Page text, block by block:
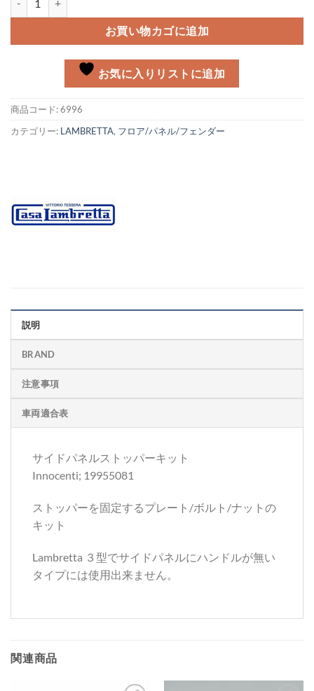
お買い物カゴに追加
お気に入りリストに追加
商品コード:6996
カテゴリー: LAMBRETTA, フロア/パネル/フェンダー
説明
BRAND
注意事項
車両適合表
サイドパネルストッパーキット
Innocenti; 19955081
ストッパーを固定するプレート/ボルト/ナットの
キット
Lambretta ３型でサイドパネルにハンドルが無い
タイプには使用出来ません。
関連商品